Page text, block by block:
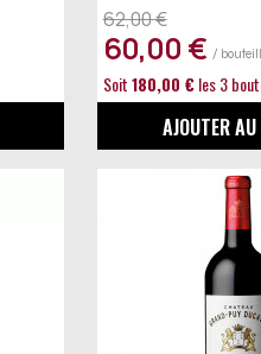
60,00 €
62,00 €
/
Soit180,00 €les 3
AJOUTER